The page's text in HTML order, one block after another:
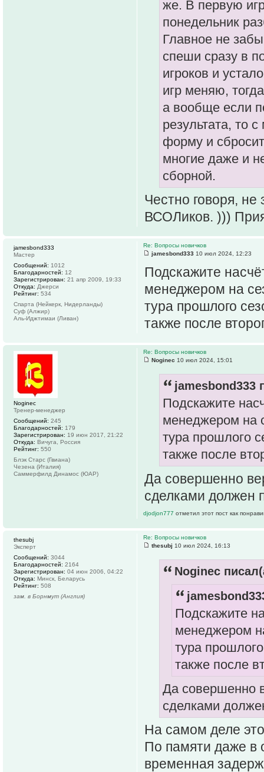
же. В первую
понедельник
Главное не
спеши сразу в
игроков и
игр меняю,
а вообще если
результата, то
форму и
многие даже и
сборной.
Честно говоря,
ВСОЛиков. )))
Re: Вопросы новичков
jamesbond333 10 июл 2024, 12:23
Подскажите
менеджером на
тура прошлого
также после
jamesbond333
Мастер
Сообщений: 1012
Благодарностей: 12
Зарегистрирован: 21 апр 2009, 19:33
Откуда: Джерси
Рейтинг: 534
Спарта (Нейкерк, Нидерланды)
Суф (Алжир)
Аль-Иджтимаи (Ливан)
Re: Вопросы новичков
Noginec 10 июл 2024, 15:01
jamesbond333
Подскажите
менеджером на
тура прошлого
также после
Да совершенно
сделками должен
djodjon777 отметил этот пост как
Noginec
Тренер-менеджер
Сообщений: 245
Благодарностей: 179
Зарегистрирован: 19 июн 2017, 21:22
Откуда: Вичуга, Россия
Рейтинг: 550
Блэк Старc (Гвиана)
Чезена (Италия)
Саммерфилд Динамос (ЮАР)
Re: Вопросы новичков
thesubj 10 июл 2024, 16:13
Noginec
Подскажите
менеджером
тура
также после
Да совершенно
сделками
На самом деле
По памяти даже в
временная
thesubj
Эксперт
Сообщений: 3044
Благодарностей: 2164
Зарегистрирован: 04 июн 2006, 04:22
Откуда: Минск, Беларусь
Рейтинг: 508
зам. в Борнмут (Англия)